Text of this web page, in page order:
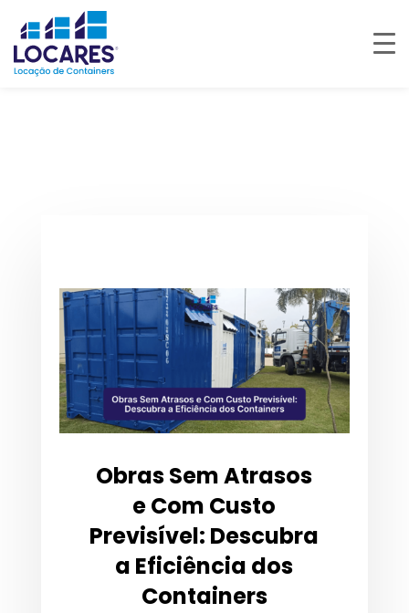
Obras Sem Atrasos
e Com Custo
Previsível: Descubra
a Eficiência dos
Containers